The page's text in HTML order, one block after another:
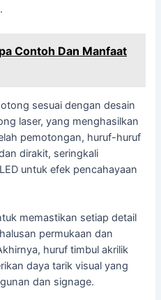
Contoh Dan Manfaat
sesuai dengan desain
laser, yang menghasilkan
pemotongan, huruf-huruf
dirakit, seringkali
untuk efek pencahayaan
memastikan setiap detail
permukaan dan
huruf timbul akrilik
daya tarik visual yang
dan signage.